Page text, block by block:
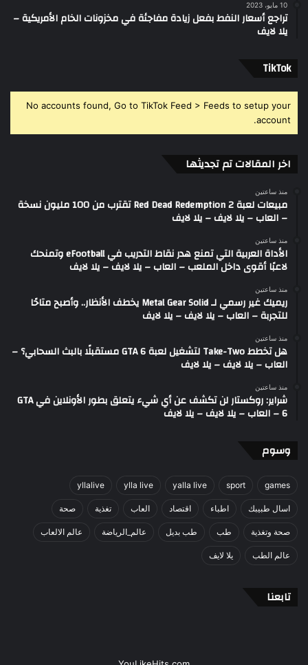
10 مايو، 2023
تراجع أسعار النفط بفعل زيادة مفاجئة في مخزونات الخام الأمريكية –
يلا لايف
‫TikTok
No accounts found, Go to TikTok Feed > Feeds to setup your
account.
اخر المقالات تم تجديثها
منذ ساعتين
مبيعات لعبة Red Dead Redemption 2 تقترب من 100 مليون نسخة
– العاب – يلا لايف – يلا لايف
منذ ساعتين
الأداة العربية التي تمنع هدر نقاط التدريب في eFootball وتمنحك
لاعبًا أقوى داخل الملعب – العاب – يلا لايف – يلا لايف
منذ ساعتين
ريميك غير رسمي لـ Metal Gear Solid يخطف الأنظار.. وأصبح متاحًا
للتجربة – العاب – يلا لايف – يلا لايف
منذ ساعتين
هل تخطط Take-Two لتشغيل لعبة GTA 6 مستقبلًا بالبث السحابي؟ –
العاب – يلا لايف – يلا لايف
منذ ساعتين
شراير: روكستار لن تكشف عن أي شيء يتعلق بطور الأونلاين في GTA
6 – العاب – يلا لايف – يلا لايف
وسوم
games
sport
yalla live
ylla live
yllalive
اسال طبيبك اطباء اقتصاد العاب تغذية صحة
صحة وتغذية طب طب بديل عالم_الرياضة عالم الالعاب
عالم الطب يلا لايف
تابعنا